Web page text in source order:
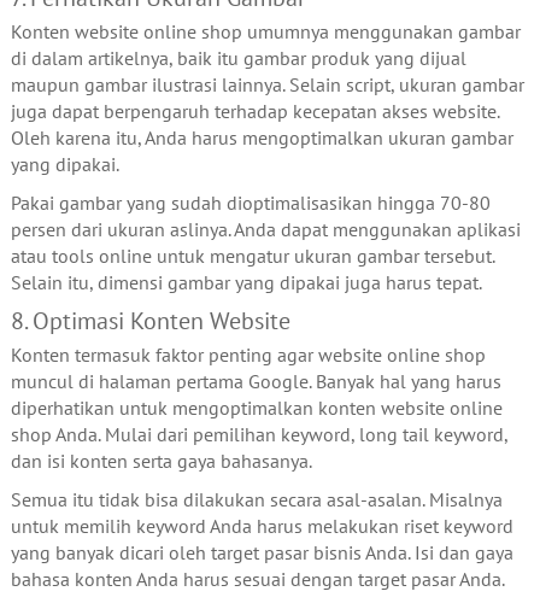
Konten website online shop umumnya menggunakan gambar
di dalam artikelnya, baik itu gambar produk yang dijual
maupun gambar ilustrasi lainnya. Selain script, ukuran gambar
juga dapat berpengaruh terhadap kecepatan akses website.
Oleh karena itu, Anda harus mengoptimalkan ukuran gambar
yang dipakai.
Pakai gambar yang sudah dioptimalisasikan hingga 70-80
persen dari ukuran aslinya. Anda dapat menggunakan aplikasi
atau tools online untuk mengatur ukuran gambar tersebut.
Selain itu, dimensi gambar yang dipakai juga harus tepat.
8. Optimasi Konten Website
Konten termasuk faktor penting agar website online shop
muncul di halaman pertama Google. Banyak hal yang harus
diperhatikan untuk mengoptimalkan konten website online
shop Anda. Mulai dari pemilihan keyword, long tail keyword,
dan isi konten serta gaya bahasanya.
Semua itu tidak bisa dilakukan secara asal-asalan. Misalnya
untuk memilih keyword Anda harus melakukan riset keyword
yang banyak dicari oleh target pasar bisnis Anda. Isi dan gaya
bahasa konten Anda harus sesuai dengan target pasar Anda.